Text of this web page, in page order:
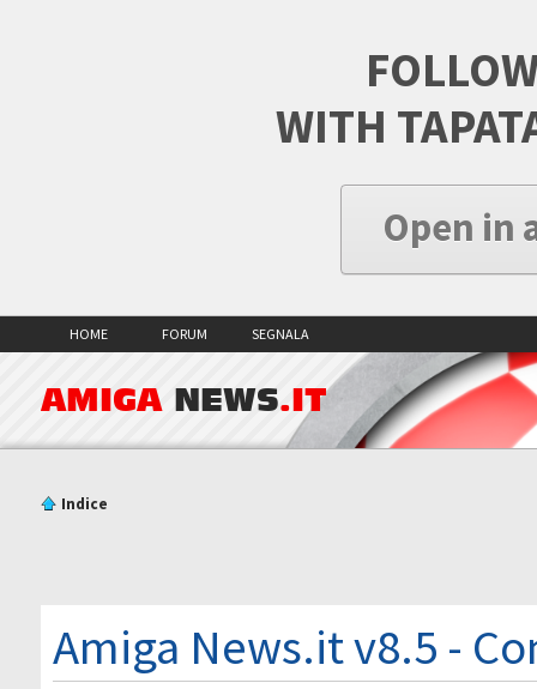
WITH
Open in
HOME FORUM SEGNALA
AMIGA NEWS.IT
Indice
Amiga News.it v8.5 -